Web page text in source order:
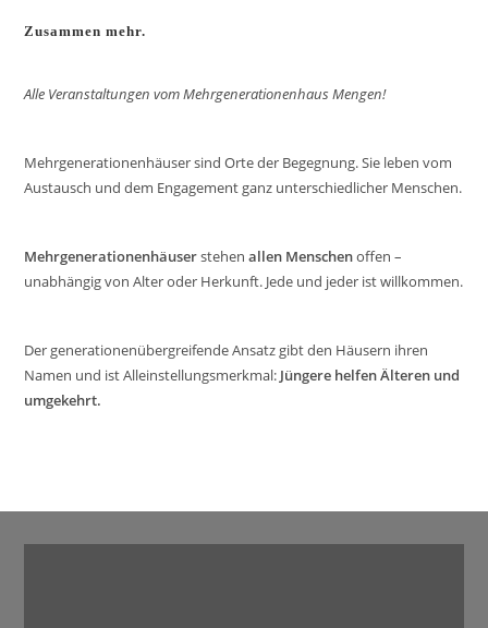
Zusammen mehr.
Alle Veranstaltungen vom Mehrgenerationenhaus Mengen!
Mehrgenerationenhäuser sind Orte der Begegnung. Sie leben vom
Austausch und dem Engagement ganz unterschiedlicher Menschen.
Mehrgenerationenhäuserstehenallen Menschenoffen –
unabhängig von Alter oder Herkunft. Jede und jeder ist willkommen.
Der generationenübergreifende Ansatz gibt den Häusern ihren
Namen und ist Alleinstellungsmerkmal: Jüngere helfen Älteren und
umgekehrt.